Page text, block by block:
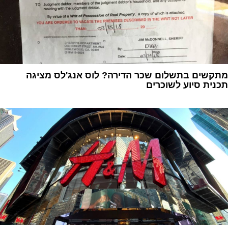
מתקשים בתשלום שכר הדירה? לוס אנג'לס מציגה
תכנית סיוע לשוכרים